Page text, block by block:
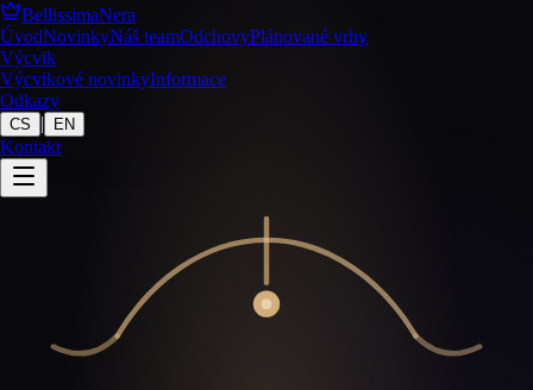
BellissimaNera
ÚvodNovinkyNáš teamOdchovyPlánované vrhy
Výcvik
Výcvikové novinkyInformace
Odkazy
CS | EN
Kontakt